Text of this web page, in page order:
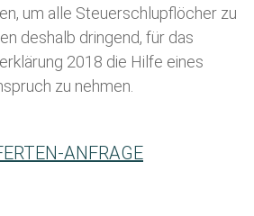
um alle Steuerschlupflöcher zu
deshalb dringend, für das
2018 die Hilfe eines
zu nehmen.
ANFRAGE